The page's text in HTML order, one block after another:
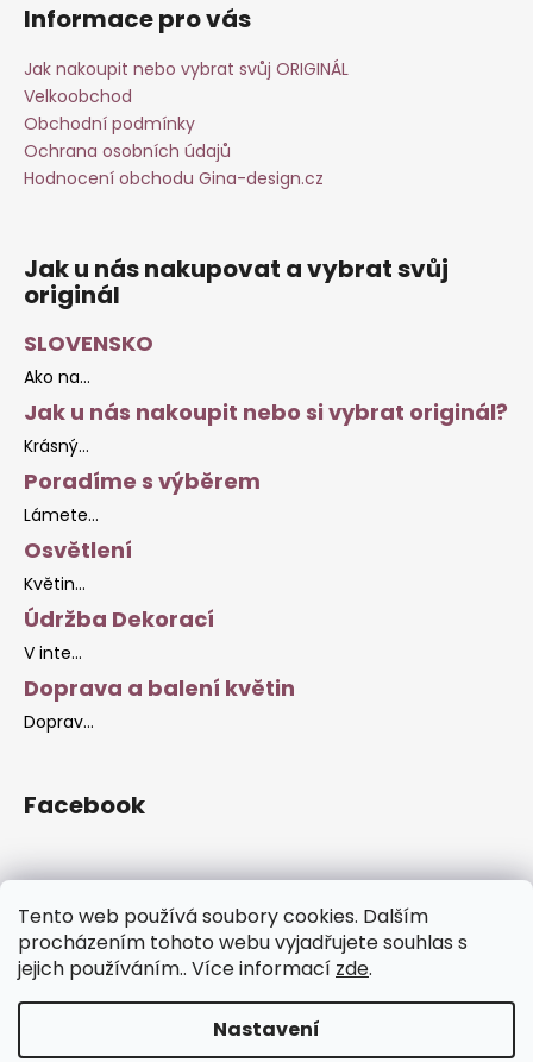
Tento web používá soubory cookies. Dalším
procházením tohoto webu vyjadřujete souhlas s
jejich používáním.. Více informací zde.
Nastavení
Informace pro vás
Jak nakoupit nebo vybrat svůj ORIGINÁL
Velkoobchod
Obchodní podmínky
Ochrana osobních údajů
Hodnocení obchodu Gina-design.cz
Jak u nás nakupovat a vybrat svůj
originál
SLOVENSKO
Ako na...
Jak u nás nakoupit nebo si vybrat originál?
Krásný...
Poradíme s výběrem
Lámete...
Osvětlení
Květin...
Údržba Dekorací
V inte...
Doprava a balení květin
Doprav...
Facebook
Facebook Stránky